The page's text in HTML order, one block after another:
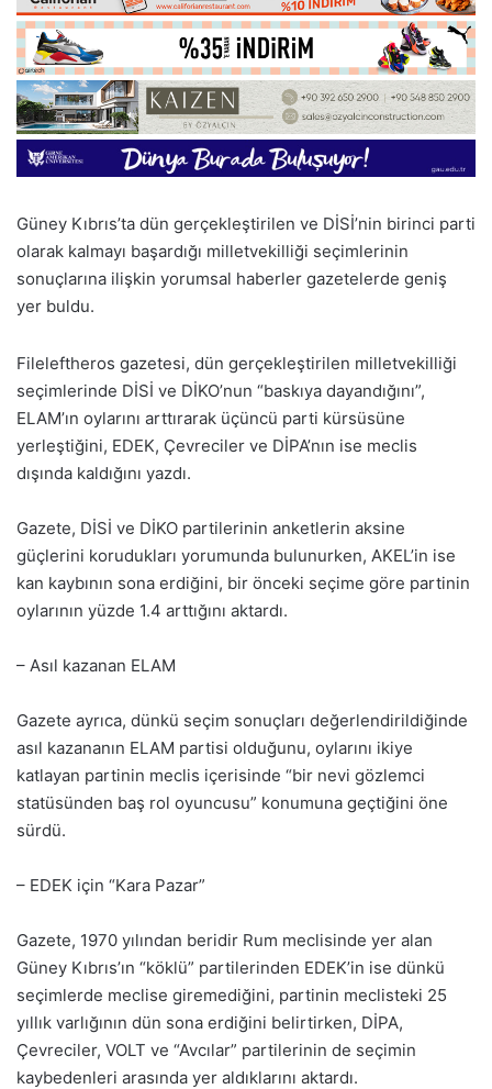
Güney Kıbrıs’ta dün gerçekleştirilen ve DİSİ’nin birinci parti
olarak kalmayı başardığı milletvekilliği seçimlerinin
sonuçlarına ilişkin yorumsal haberler gazetelerde geniş
yer buldu.
Fileleftheros gazetesi, dün gerçekleştirilen milletvekilliği
seçimlerinde DİSİ ve DİKO’nun “baskıya dayandığını”,
ELAM’ın oylarını arttırarak üçüncü parti kürsüsüne
yerleştiğini, EDEK, Çevreciler ve DİPA’nın ise meclis
dışında kaldığını yazdı.
Gazete, DİSİ ve DİKO partilerinin anketlerin aksine
güçlerini korudukları yorumunda bulunurken, AKEL’in ise
kan kaybının sona erdiğini, bir önceki seçime göre partinin
oylarının yüzde 1.4 arttığını aktardı.
– Asıl kazanan ELAM
Gazete ayrıca, dünkü seçim sonuçları değerlendirildiğinde
asıl kazananın ELAM partisi olduğunu, oylarını ikiye
katlayan partinin meclis içerisinde “bir nevi gözlemci
statüsünden baş rol oyuncusu” konumuna geçtiğini öne
sürdü.
– EDEK için “Kara Pazar”
Gazete, 1970 yılından beridir Rum meclisinde yer alan
Güney Kıbrıs’ın “köklü” partilerinden EDEK’in ise dünkü
seçimlerde meclise giremediğini, partinin meclisteki 25
yıllık varlığının dün sona erdiğini belirtirken, DİPA,
Çevreciler, VOLT ve “Avcılar” partilerinin de seçimin
kaybedenleri arasında yer aldıklarını aktardı.